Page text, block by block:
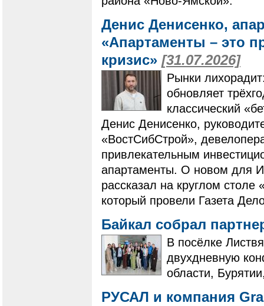
Денис Денисенко,
«Апартаменты – это
кризис» [31.07.2026]
Рынки
обновляет
классический
Денис Денисенко,
«ВостСибСтрой»,
привлекательным
апартаменты. О новом для
рассказал на круглом столе
который провели Газета
Байкал собрал
В посёлке
двухдневную
области,
РУСАЛ и компания